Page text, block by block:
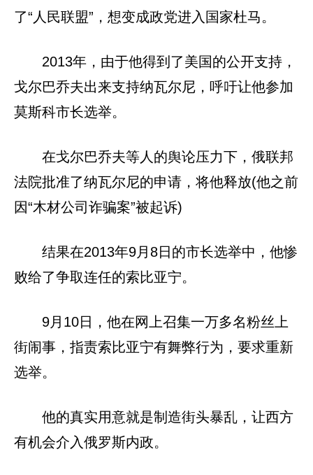
了“人民联盟”，想变成政党进入国家杜马。
2013年，由于他得到了美国的公开支持，
戈尔巴乔夫出来支持纳瓦尔尼，呼吁让他参加
莫斯科市长选举。
在戈尔巴乔夫等人的舆论压力下，俄联邦
法院批准了纳瓦尔尼的申请，将他释放(他之前
因“木材公司诈骗案”被起诉)
结果在2013年9月8日的市长选举中，他惨
败给了争取连任的索比亚宁。
9月10日，他在网上召集一万多名粉丝上
街闹事，指责索比亚宁有舞弊行为，要求重新
选举。
他的真实用意就是制造街头暴乱，让西方
有机会介入俄罗斯内政。